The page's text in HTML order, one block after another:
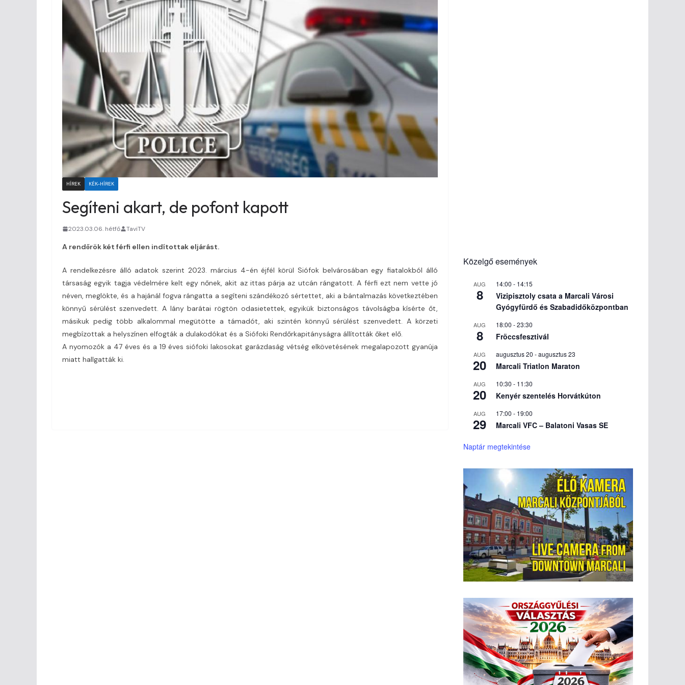
HÍREK KÉK-HÍREK
Segíteni akart, de pofont kapott
2023.03.06. hétfő TaviTV
A rendőrök két férfi ellen indítottak eljárást.
A rendelkezésre álló adatok szerint 2023. március 4-én éjfél körül Siófok belvárosában egy fiatalokból álló
társaság egyik tagja védelmére kelt egy nőnek, akit az ittas párja az utcán rángatott. A férfi ezt nem vette jó
néven, meglökte, és a hajánál fogva rángatta a segíteni szándékozó sértettet, aki a bántalmazás következtében
könnyű sérülést szenvedett. A lány barátai rögtön odasietettek, egyikük biztonságos távolságba kísérte őt,
másikuk pedig több alkalommal megütötte a támadót, aki szintén könnyű sérülést szenvedett. A körzeti
megbízottak a helyszínen elfogták a dulakodókat és a Siófoki Rendőrkapitányságra állították őket elő.
A nyomozók a 47 éves és a 19 éves siófoki lakosokat garázdaság vétség elkövetésének megalapozott gyanúja
miatt hallgatták ki.
Közelgő események
AUG
8
14:00 - 14:15
Vizipisztoly csata a Marcali Városi
Gyógyfürdő és Szabadidőközpontban
AUG
8
18:00 -23:30
Fröccsfesztivál
AUG
20
augusztus 20 -augusztus 23
Marcali Triatlon Maraton
AUG
20
10:30 - 11:30
Kenyér szentelés Horvátkúton
AUG
29
17:00 - 19:00
Marcali VFC – Balatoni Vasas SE
Naptár megtekintése